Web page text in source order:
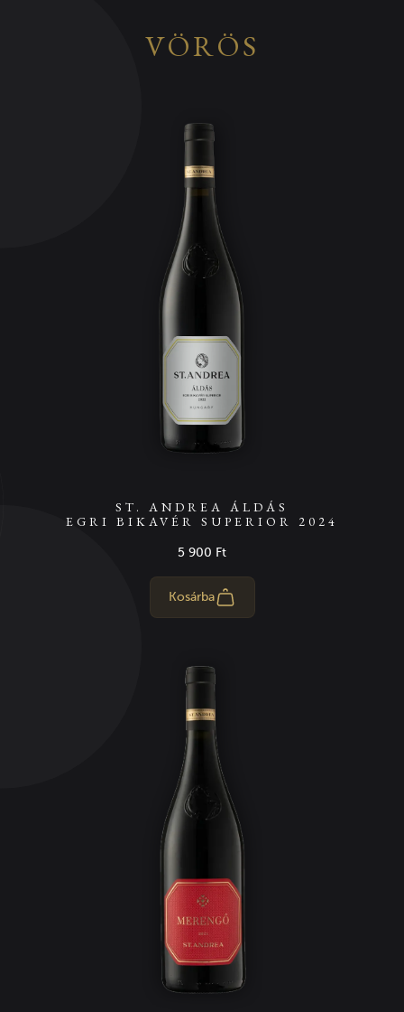
VÖRÖS
ST. ANDREA ÁLDÁS
EGRI BIKAVÉR SUPERIOR 2024
5 900 Ft
Kosárba